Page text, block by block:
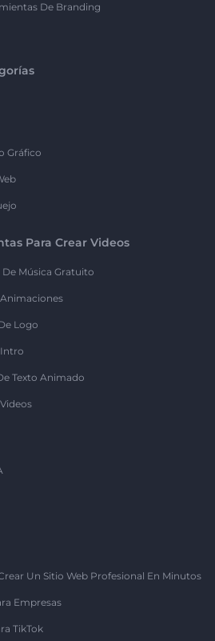
De Branding
Gráfico
Para Crear Videos
Música Gratuito
Logo
Texto Animado
Un Sitio Web Profesional En Minutos
Empresas
TikTok